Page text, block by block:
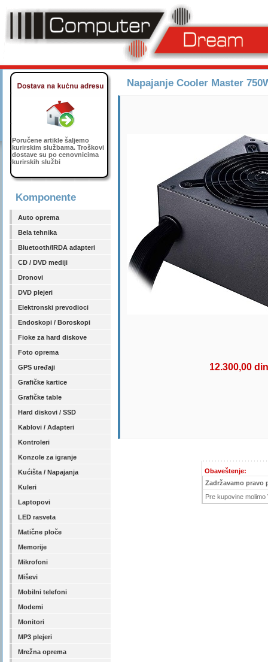
Poručene artikle šaljemo
kurirskim službama. Troškovi
dostave su po cenovnicima
kurirskih službi
Komponente
Auto oprema
Bela tehnika
Bluetooth/IRDA adapteri
CD / DVD mediji
Dronovi
DVD plejeri
Elektronski prevodioci
Endoskopi / Boroskopi
Fioke za hard diskove
Foto oprema
GPS uređaji
Grafičke kartice
Grafičke table
Hard diskovi / SSD
Kablovi / Adapteri
Kontroleri
Konzole za igranje
Kućišta / Napajanja
Kuleri
Laptopovi
LED rasveta
Matične ploče
Memorije
Mikrofoni
Miševi
Mobilni telefoni
Modemi
Monitori
MP3 plejeri
Mrežna oprema
Napajanje Cooler Master
12.300,00
Obaveštenje:
Zadržavamo pravo
Pre kupovine